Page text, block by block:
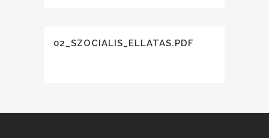
02_SZOCIALIS_ELLATAS.PDF